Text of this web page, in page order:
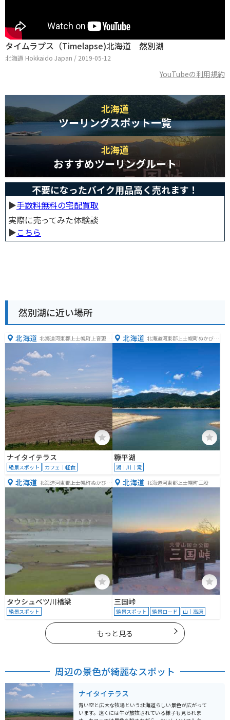
タイムラプス（Timelapse)北海道 然別湖
北海道 Hokkaido Japan / 2019-05-12
YouTubeの利用規約
北海道
ツーリングスポット一覧
北海道
おすすめツーリングルート
不要になったバイク用品高く売れます！
▶︎手数料無料の宅配買取
実際に売ってみた体験談
▶︎こちら
然別湖に近い場所
北海道 北海道河東郡上士幌町上音更１
ナイタイテラス
絶景スポット カフェ｜軽食
北海道 北海道河東郡上士幌町ぬかびら
糠平湖
湖｜川｜滝
北海道 北海道河東郡上士幌町ぬかびら
源泉郷
タウシュベツ川橋梁
絶景スポット
北海道 北海道河東郡上士幌町三股
三国峠
絶景スポット 絶景ロード 山｜高原
もっと見る
周辺の景色が綺麗なスポット
ナイタイテラス
青い空と広大な牧場という北海道らしい景色が広がって
います。遠くには牛が放牧されている様子も見られま